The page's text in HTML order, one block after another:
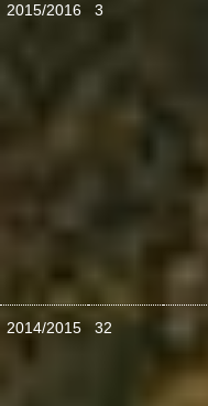
2015/2016 3
2014/2015 32